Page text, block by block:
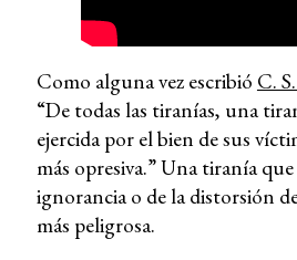
Como alguna vez escribió C.
“De todas las tiranías, una
ejercida por el bien de sus
más opresiva.” Una tiranía
ignorancia o de la distorsión
más peligrosa.